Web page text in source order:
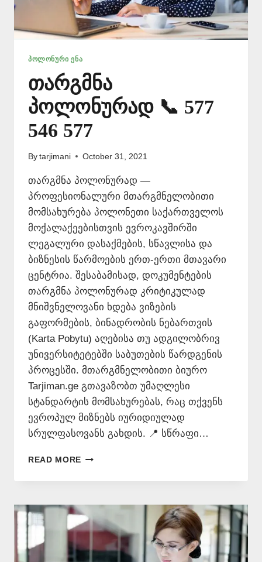
ᲞᲝᲚᲝᲜᲣᲠᲘ ᲔᲜᲐ
თარგმნა
პოლონურად 📞 577
546 577
By tarjimani October 31, 2021
თარგმნა პოლონურად —
პროფესიონალური მთარგმნელობითი
მომსახურება პოლონეთი საქართველოს
მოქალაქეებისთვის ევროკავშირში
ლეგალური დასაქმების, სწავლისა და
ბიზნესის წარმოების ერთ-ერთი მთავარი
ცენტრია. შესაბამისად, დოკუმენტების
თარგმნა პოლონურად კრიტიკულად
მნიშვნელოვანი ხდება ვიზების
გაფორმების, ბინადრობის ნებართვის
(Karta Pobytu) აღებისა თუ ადგილობრივ
უნივერსიტეტებში საბუთების წარდგენის
პროცესში. მთარგმნელობითი ბიურო
Tarjiman.ge გთავაზობთ უმაღლესი
სტანდარტის მომსახურებას, რაც თქვენს
ევროპულ მიზნებს იურიდიულად
სრულფასოვანს გახდის. 📍 სწრაფი…
READ MORE ᲗᲐᲠᲒᲛᲜᲐ
📞
546
577